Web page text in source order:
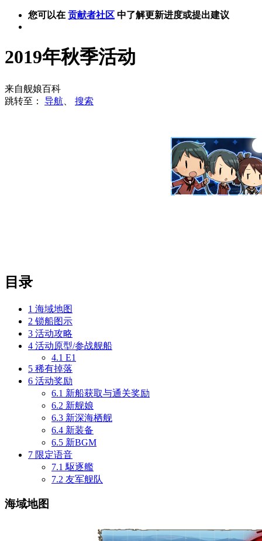
您可以在 贡献者社区 中了解更新进度或提出建议
2019年秋季活动
来自舰娘百科
跳转至： 导航 搜索
目录
1 海域地图
2 锁船图示
3 活动攻略
4 活动原型/参战舰船
4.1 E1
5 稀有掉落
6 活动奖励
6.1 新船获取与通关奖励
6.2 新舰娘
6.3 新深海栖舰
6.4 新装备
6.5 新BGM
7 限定语音
7.1 駆逐艦
7.2 友军舰队
海域地图